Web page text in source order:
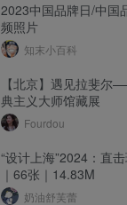
2023中国品牌日/中国
频照片
知末小百科
【北京】遇见拉斐
典主义大师馆藏展
Fourdou
“设计上海”2024：直
｜66张｜14.83M
奶油舒芙蕾